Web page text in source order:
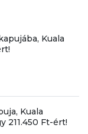
Kuala
Kuala
211.450 Ft-ért!